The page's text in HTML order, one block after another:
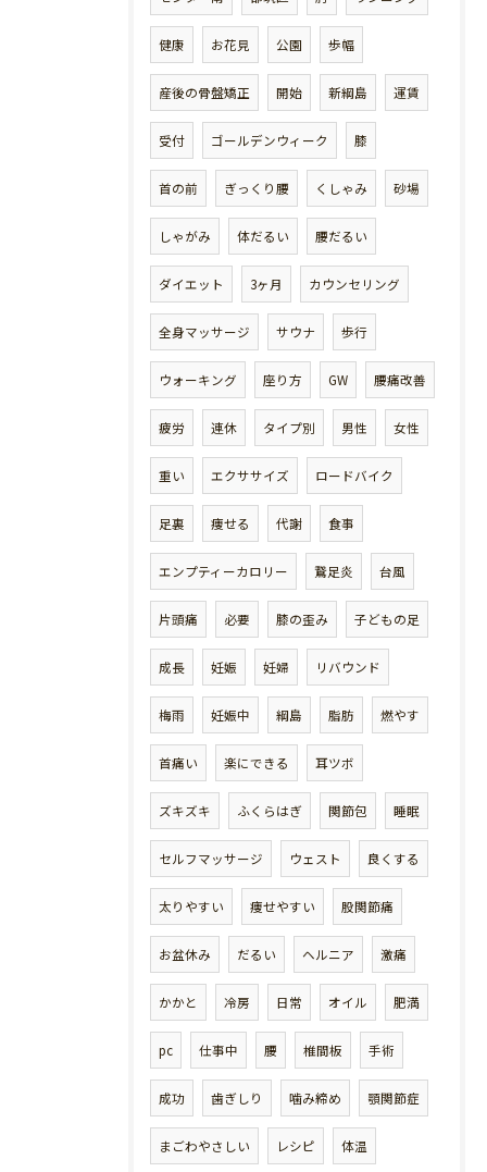
健康 お花見 公園 歩幅
産後の骨盤矯正 開始 新綱島 運賃
受付 ゴールデンウィーク 膝
首の前 ぎっくり腰 くしゃみ 砂場
しゃがみ 体だるい 腰だるい
ダイエット 3ヶ月 カウンセリング
全身マッサージ サウナ 歩行
ウォーキング 座り方 GW 腰痛改善
疲労 連休 タイプ別 男性 女性
重い エクササイズ ロードバイク
足裏 痩せる 代謝 食事
エンプティーカロリー 鵞足炎 台風
片頭痛 必要 膝の歪み 子どもの足
成長 妊娠 妊婦 リバウンド
梅雨 妊娠中 綱島 脂肪 燃やす
首痛い 楽にできる 耳ツボ
ズキズキ ふくらはぎ 関節包 睡眠
セルフマッサージ ウェスト 良くする
太りやすい 痩せやすい 股関節痛
お盆休み だるい ヘルニア 激痛
かかと 冷房 日常 オイル 肥満
pc 仕事中 腰 椎間板 手術
成功 歯ぎしり 噛み締め 顎関節症
まごわやさしい レシピ 体温